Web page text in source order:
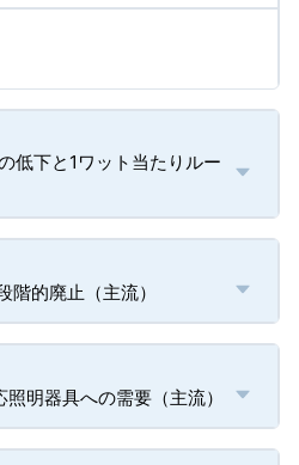
低下と1ワット当たりルー
的廃止（主流）
明器具への需要（主流）